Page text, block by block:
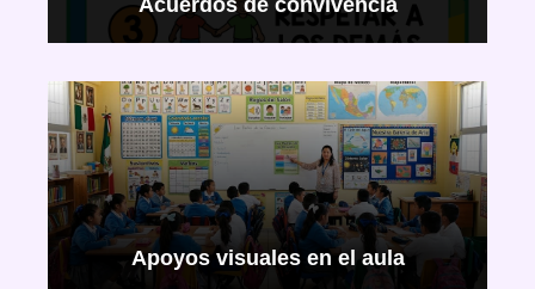
Acuerdos de convivencia
Apoyos visuales en el aula